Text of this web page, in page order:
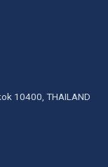
10400, THAILAND